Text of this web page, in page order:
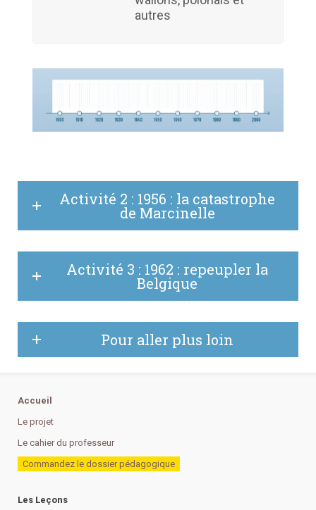
autres
Activité 2 : 1956 : la catastrophe
de Marcinelle
Activité 3 : 1962 : repeupler la
Belgique
Pour aller plus loin
Accueil
Le projet
Le cahier du professeur
Commandez le dossier pédagogique
Les Leçons